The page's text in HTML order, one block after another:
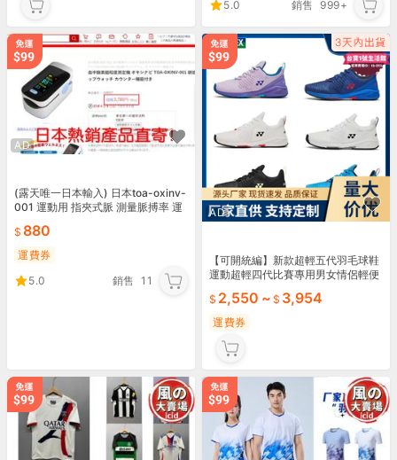
5.0
銷售 999+
AD
(露天唯一日本輸入) 日本toa-oxinv-
001 運動用 指夾式脈 測量脈搏率 運
880
運費券
5.0
銷售 11
AD
【可開統編】新款超輕五代羽毛球鞋
運動超輕四代比賽專用男女情侶輕便
2,550 ~ 3,954
運費券